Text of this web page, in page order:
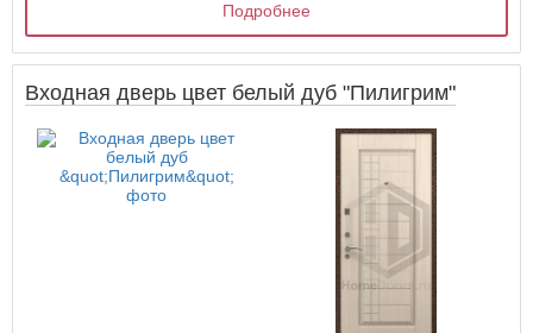
Подробнее
Входная дверь цвет белый дуб "Пилигрим"